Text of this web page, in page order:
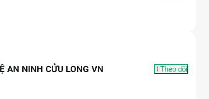
AN NINH CỬU LONG VN Theo dõi